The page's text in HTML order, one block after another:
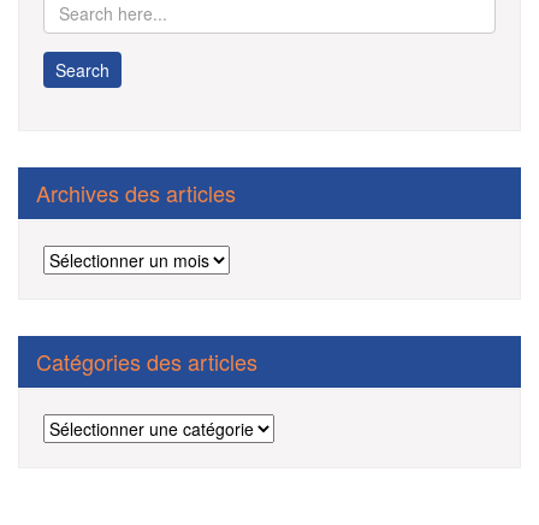
Archives des articles
Archives
des
Catégories des articles
Catégories
des